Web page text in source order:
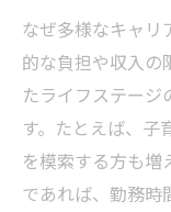
美容師
キャリ
択
30代女性が
30代女
理容師
なぜ多様なキャリ
的な負担や収入の
たライフステージ
す。たとえば、子
を模索する方も増
であれば、勤務時